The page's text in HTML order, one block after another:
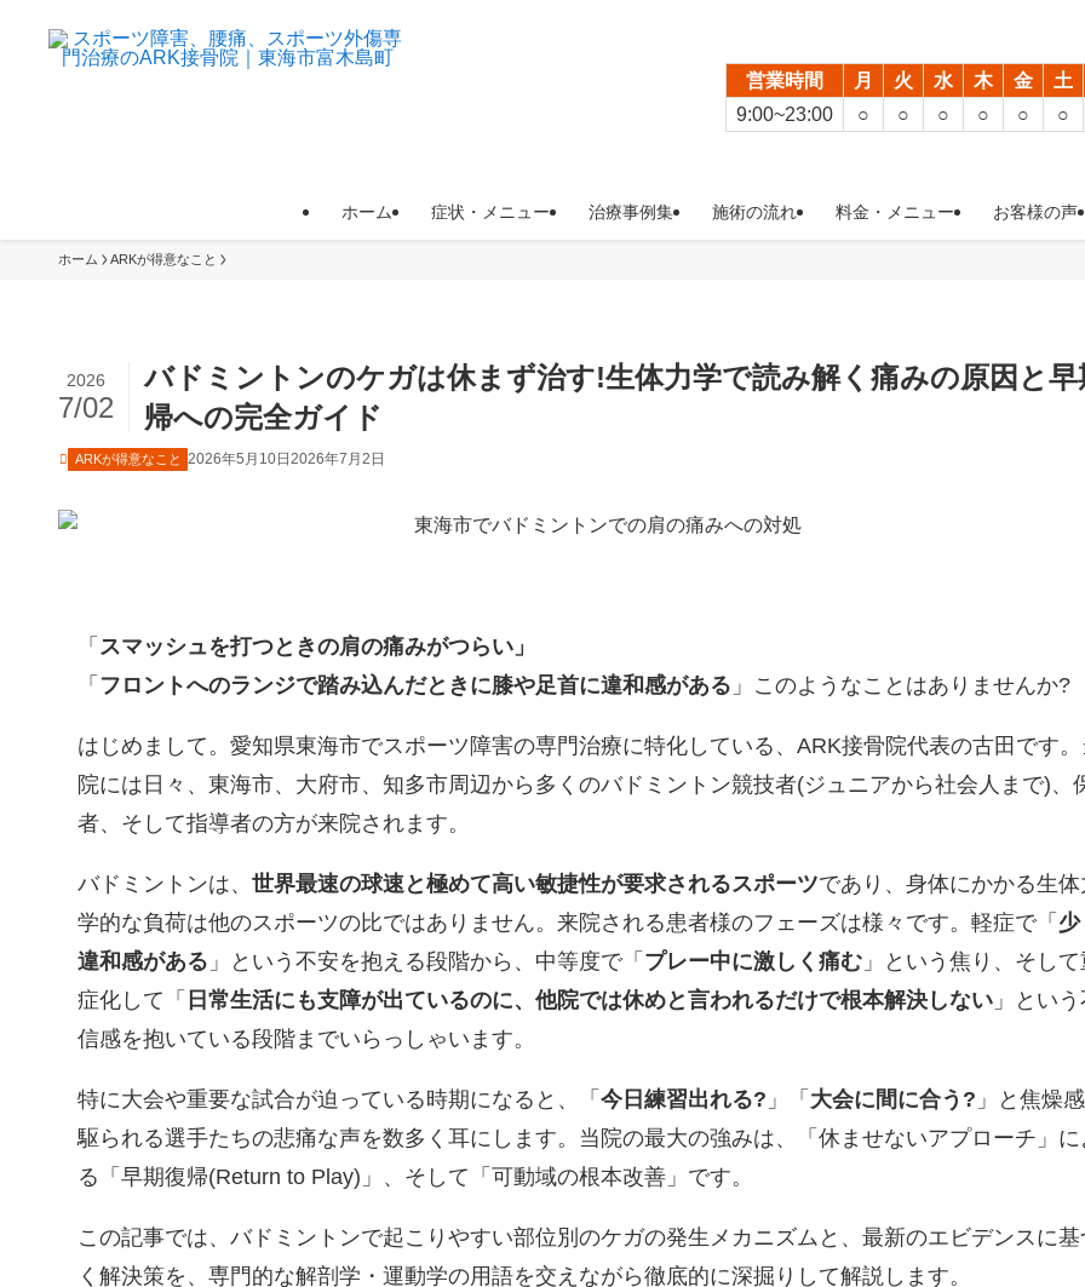
ホーム 症状・メニュー 治療事例集 施術の流れ 料金・メニュー お客様の声
営業時間 月 火 水 木 金
土
9:00~23:00
○ ○ ○ ○ ○ ○
ホーム ARKが得意なこと
バドミントンのケガは休まず治す!生体力学で読み解く痛みの原因と早
帰への完全ガイド
2026
7/02
ARKが得意なこと 2026年5月10日 2026年7月2日
「 スマッシュを打つときの肩の痛みがつらい」
「 フロントへのランジで踏み込んだときに膝や足首に違和感がある 」このようなことはありませんか?
はじめまして。愛知県東海市でスポーツ障害の専門治療に特化している、ARK接骨院代表の古田です
院には日々、東海市、大府市、知多市周辺から多くのバドミントン競技者(ジュニアから社会人まで)、
者、そして指導者の方が来院されます。
バドミントンは、 世界最速の球速と極めて高い敏捷性が要求されるスポーツであり、身体にかかる生体
学的な負荷は他のスポーツの比ではありません。来院される患者様のフェーズは様々です。軽症で「 少
違和感がある 」という不安を抱える段階から、中等度で「 プレー中に激しく痛む 」という焦り、そして
症化して「 日常生活にも支障が出ているのに、他院では休めと言われるだけで根本解決しない 」とい
信感を抱いている段階までいらっしゃいます。
特に大会や重要な試合が迫っている時期になると、「 今日練習出れる? 」「 大会に間に合う? 」と焦燥
駆られる選手たちの悲痛な声を数多く耳にします。当院の最大の強みは、「休ませないアプローチ」に
る「早期復帰(Return to Play)」、そして「可動域の根本改善」です。
この記事では、バドミントンで起こりやすい部位別のケガの発生メカニズムと、最新のエビデンスに基
く解決策を、専門的な解剖学・運動学の用語を交えながら徹底的に深掘りして解説します。